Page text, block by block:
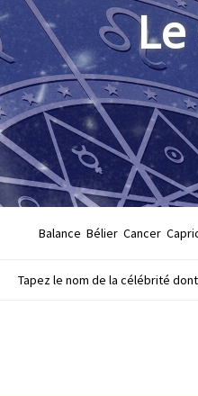
Balance Bélier Cancer
Tapez le nom de la célébrité